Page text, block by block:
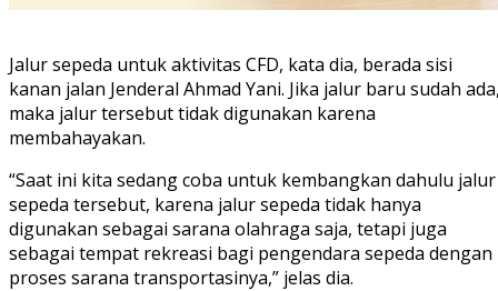
Jalur sepeda untuk aktivitas CFD, kata dia, berada sisi
kanan jalan Jenderal Ahmad Yani. Jika jalur baru sudah
maka jalur tersebut tidak digunakan karena
membahayakan.
“Saat ini kita sedang coba untuk kembangkan dahulu jalur
sepeda tersebut, karena jalur sepeda tidak hanya
digunakan sebagai sarana olahraga saja, tetapi juga
sebagai tempat rekreasi bagi pengendara sepeda dengan
proses sarana transportasinya,” jelas dia.